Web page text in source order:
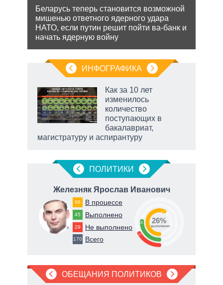
Беларусь теперь становится возможной
мишенью ответного ядерного удара
НАТО, если путин решит пойти ва-банк и
начать ядерную войну
ИНФОГРАФИКА
Как за 10 лет
изменилось
количество
поступающих в
бакалавриат,
магистратуру и аспирантуру
ПОЛИТИКИ
Железняк Ярослав Иванович
96 В процессе
45 Выполнено
29 Не выполнено
170 Всего
17
26
57
26%
выполнено
ОБЕЩАНИЯ ПОЛИТИКОВ